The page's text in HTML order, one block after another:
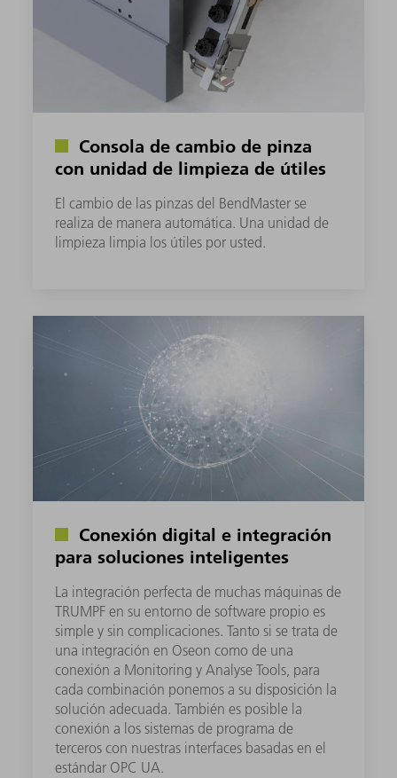
Consola de cambio de pinza
con unidad de limpieza de útiles
El cambio de las pinzas del BendMaster se
realiza de manera automática. Una unidad de
limpieza limpia los útiles por usted.
Conexión digital e integración
para soluciones inteligentes
La integración perfecta de muchas máquinas de
TRUMPF en su entorno de software propio es
simple y sin complicaciones. Tanto si se trata de
una integración en Oseon como de una
conexión a Monitoring y Analyse Tools, para
cada combinación ponemos a su disposición la
solución adecuada.​ También es posible la
conexión a los sistemas de programa de
terceros con nuestras interfaces basadas en el
estándar OPC UA.